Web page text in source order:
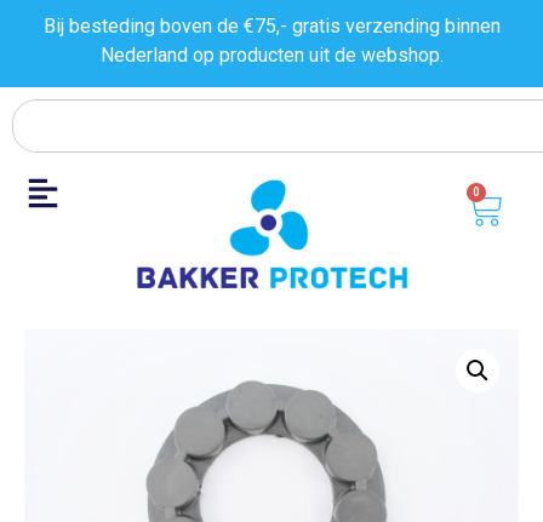
Bij besteding boven de €75,- gratis verzending binnen
Nederland op producten uit de webshop.
0